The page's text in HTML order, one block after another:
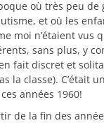
où très peu de
et où les
moi n’étaient vus
sans plus, y
en fait discret et
la classe). C’était
années 1960!
de la fin des